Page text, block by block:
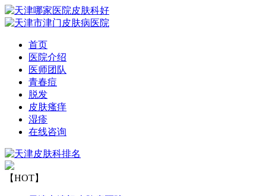
首页
医院介绍
医师团队
青春痘
脱发
皮肤瘙痒
湿疹
在线咨询
【HOT】